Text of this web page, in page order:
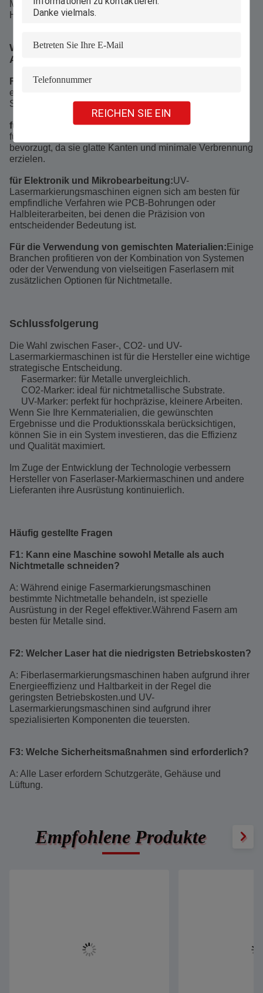
REICHEN SIE EIN
Markierung und Arbeiten mit Folien aus, ohne
Hitzeschäden zu verursachen.
Wählen Sie den richtigen Laser für Ihre
Anwendungen
Für Metalle:Die Faserlasermarkiermaschinen sind die
effektivsten und ermöglichen schnelle und saubere
Schnitte auf Stahl, Aluminium, Kupfer und vielem mehr.
für Nichtmetalle:CO2-Lasermarkierungsmaschinen sind
für Holz, Acryl, Textilien und ähnliche Materialien
bevorzugt, da sie glatte Kanten und minimale Verbrennung
erzielen.
für Elektronik und Mikrobearbeitung:UV-
Lasermarkierungsmaschinen eignen sich am besten für
empfindliche Verfahren wie PCB-Bohrungen oder
Halbleiterarbeiten, bei denen die Präzision von
entscheidender Bedeutung ist.
Für die Verwendung von gemischten Materialien: Einige
Branchen profitieren von der Kombination von Systemen
oder der Verwendung von vielseitigen Faserlasern mit
zusätzlichen Optionen für Nichtmetalle.
Schlussfolgerung
Die Wahl zwischen Faser-, CO2- und UV-
Lasermarkiermaschinen ist für die Hersteller eine wichtige
strategische Entscheidung.
Fasermarker: für Metalle unvergleichlich.
CO2-Marker: ideal für nichtmetallische Substrate.
UV-Marker: perfekt für hochpräzise, kleinere Arbeiten.
Wenn Sie Ihre Kernmaterialien, die gewünschten
Ergebnisse und die Produktionsskala berücksichtigen,
können Sie in ein System investieren, das die Effizienz
und Qualität maximiert.
Im Zuge der Entwicklung der Technologie verbessern
Hersteller von Faserlaser-Markiermaschinen und andere
Lieferanten ihre Ausrüstung kontinuierlich.
Häufig gestellte Fragen
F1: Kann eine Maschine sowohl Metalle als auch
Nichtmetalle schneiden?
A: Während einige Fasermarkierungsmaschinen
bestimmte Nichtmetalle behandeln, ist spezielle
Ausrüstung in der Regel effektiver.Während Fasern am
besten für Metalle sind.
F2: Welcher Laser hat die niedrigsten Betriebskosten?
A: Fiberlasermarkierungsmaschinen haben aufgrund ihrer
Energieeffizienz und Haltbarkeit in der Regel die
geringsten Betriebskosten.und UV-
Lasermarkierungsmaschinen sind aufgrund ihrer
spezialisierten Komponenten die teuersten.
F3: Welche Sicherheitsmaßnahmen sind erforderlich?
A: Alle Laser erfordern Schutzgeräte, Gehäuse und
Lüftung.
Empfohlene Produkte